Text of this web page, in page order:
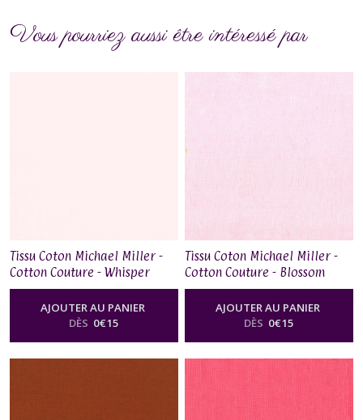
Vous pourriez aussi être intéressé par
Tissu Coton Michael Miller -
Cotton Couture - Whisper
AJOUTER AU PANIER
DÈS 0€15
Tissu Coton Michael Miller -
Cotton Couture - Blossom
AJOUTER AU PANIER
DÈS 0€15